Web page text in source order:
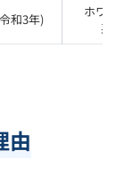
令和3年)
ホワイ
系
由